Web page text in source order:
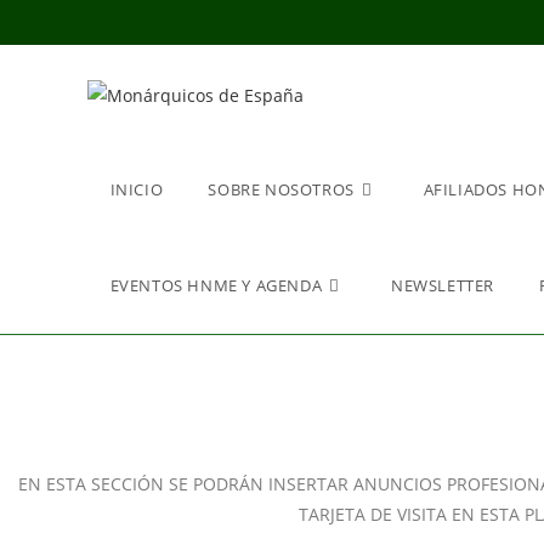
INICIO SOBRE NOSOTROS AFILIADOS
EVENTOS HNME Y AGENDA NEWSLETTER
EN ESTA SECCIÓN SE PODRÁN INSERTAR ANUNCIOS
TARJETA DE VISITA EN ESTA